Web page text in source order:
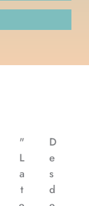
"
L
a
t
D
e
s
d